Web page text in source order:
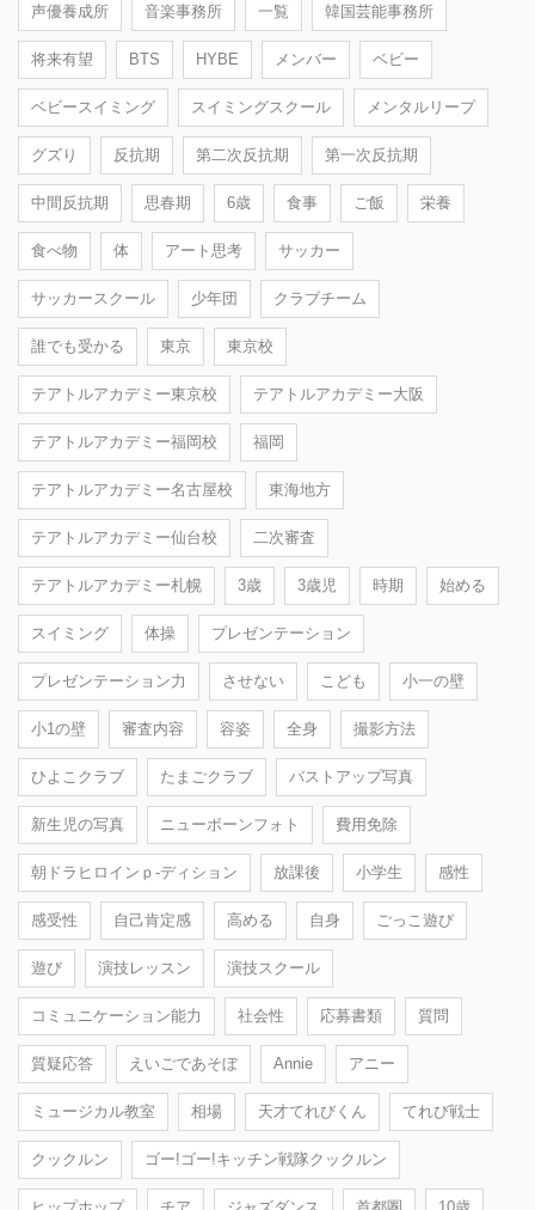
声優養成所 音楽事務所 一覧 韓国芸能事務所
将来有望 BTS HYBE メンバー ベビー
ベビースイミング スイミングスクール メンタルリープ
グズり 反抗期 第二次反抗期 第一次反抗期
中間反抗期 思春期 6歳 食事 ご飯 栄養
食べ物 体 アート思考 サッカー
サッカースクール 少年団 クラブチーム
誰でも受かる 東京 東京校
テアトルアカデミー東京校 テアトルアカデミー大阪
テアトルアカデミー福岡校 福岡
テアトルアカデミー名古屋校 東海地方
テアトルアカデミー仙台校 二次審査
テアトルアカデミー札幌 3歳 3歳児 時期 始める
スイミング 体操 プレゼンテーション
プレゼンテーション力 させない こども 小一の壁
小1の壁 審査内容 容姿 全身 撮影方法
ひよこクラブ たまごクラブ バストアップ写真
新生児の写真 ニューボーンフォト 費用免除
朝ドラヒロインｐ-ディション 放課後 小学生 感性
感受性 自己肯定感 高める 自身 ごっこ遊び
遊び 演技レッスン 演技スクール
コミュニケーション能力 社会性 応募書類 質問
質疑応答 えいごであそぼ Annie アニー
ミュージカル教室 相場 天才てれびくん てれび戦士
クックルン ゴー!ゴー!キッチン戦隊クックルン